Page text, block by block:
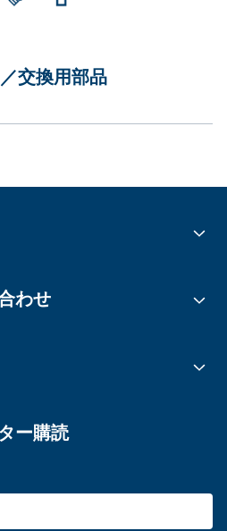
交換用部品
ロジー
わせ
ー購読